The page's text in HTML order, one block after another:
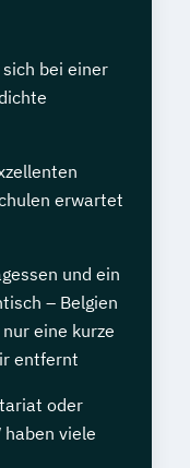
bei einer
erwartet
und ein
– Belgien
eine kurze
entfernt
oder
haben viele